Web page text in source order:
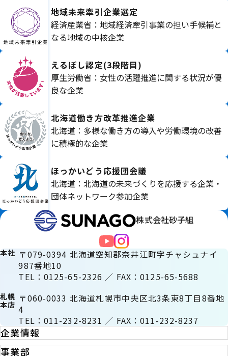
地域未来牽引企業選定
経済産業省：地域経済牽引事業の担い手候補と
なる地域の中核企業
えるぼし認定(3段階目)
厚生労働省：女性の活躍推進に関する状況が優
良な企業
北海道働き方改革推進企業
北海道：多様な働き方の導入や労働環境の改善
に積極的な企業
ほっかいどう応援団会議
北海道：北海道の未来づくりを応援する企業・
団体ネットワーク参加企業
株式会社砂子組
本社 〒079-0394 北海道空知郡奈井江町字チャシュナイ
987番地10
TEL：0125-65-2326 ／ FAX：0125-65-5688
札幌
本店
〒060-0033 北海道札幌市中央区北3条東8丁目8番地
4
TEL：011-232-8231 ／ FAX：011-232-8237
企業情報
事業部